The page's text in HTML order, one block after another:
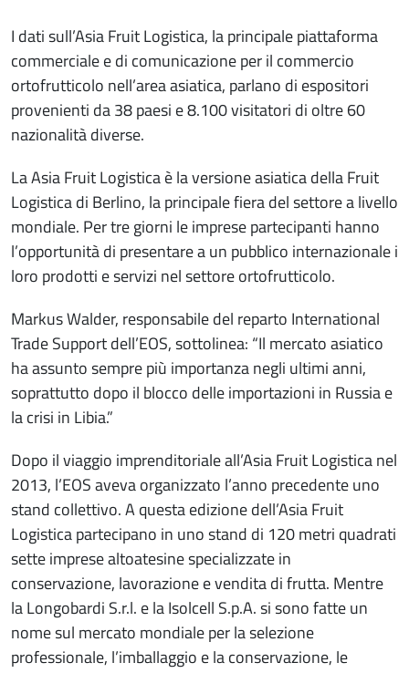
I dati sull’Asia Fruit Logistica, la principale piattaforma
commerciale e di comunicazione per il commercio
ortofrutticolo nell’area asiatica, parlano di espositori
provenienti da 38 paesi e 8.100 visitatori di oltre 60
nazionalità diverse.
La Asia Fruit Logistica è la versione asiatica della Fruit
Logistica di Berlino, la principale fiera del settore a livello
mondiale. Per tre giorni le imprese partecipanti hanno
l’opportunità di presentare a un pubblico internazionale i
loro prodotti e servizi nel settore ortofrutticolo.
Markus Walder, responsabile del reparto International
Trade Support dell’EOS, sottolinea: “Il mercato asiatico
ha assunto sempre più importanza negli ultimi anni,
soprattutto dopo il blocco delle importazioni in Russia e
la crisi in Libia.”
Dopo il viaggio imprenditoriale all’Asia Fruit Logistica nel
2013, l’EOS aveva organizzato l’anno precedente uno
stand collettivo. A questa edizione dell’Asia Fruit
Logistica partecipano in uno stand di 120 metri quadrati
sette imprese altoatesine specializzate in
conservazione, lavorazione e vendita di frutta. Mentre
la Longobardi S.r.l. e la Isolcell S.p.A. si sono fatte un
nome sul mercato mondiale per la selezione
professionale, l’imballaggio e la conservazione, le